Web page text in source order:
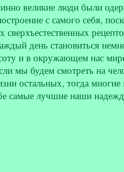
великие люди были
с самого себя,
сверхъестественных
день становиться
и в окружающем нас
мы будем смотреть на
остальных, тогда
самые лучшие наши